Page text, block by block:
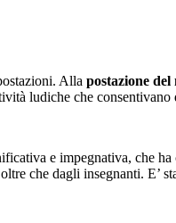
Alla postazione del
ludiche che
e impegnativa, che
che dagli insegnanti. E’